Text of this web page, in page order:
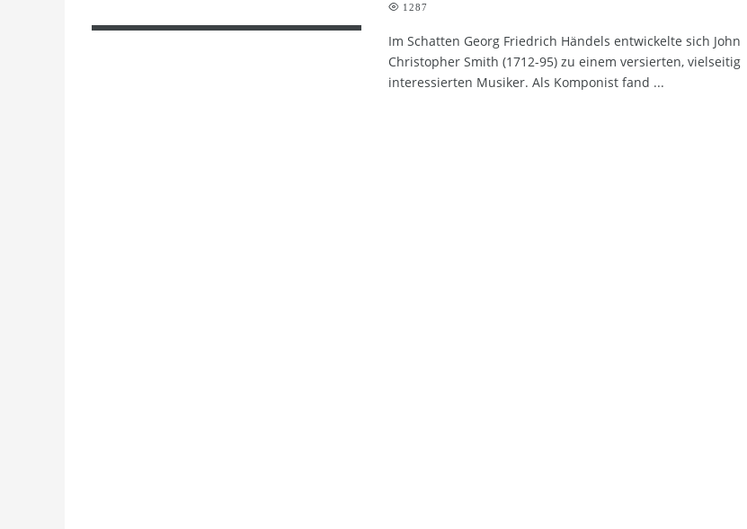
1287
Im Schatten Georg Friedrich Händels entwickelte sich John
Christopher Smith (1712-95) zu einem versierten, vielseitig
interessierten Musiker. Als Komponist fand ...